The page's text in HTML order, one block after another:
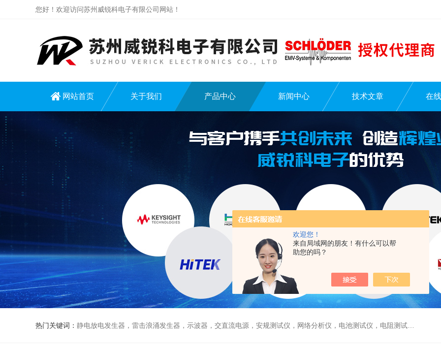
欢迎您！
来自局域网的朋友！有什么可以帮
助您的吗？
您好！欢迎访问苏州威锐科电子有限公司网站！
网站首页 关于我们 产品中心 新闻中心 技术文章 在
热门关键词： 静电放电发生器，雷击浪涌发生器，示波器，交直流电源，安规测试仪，网络分析仪，电池测试仪，电阻测试仪，数据采集仪